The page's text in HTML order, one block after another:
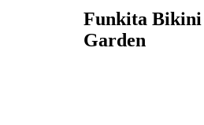
Funkita Bikini
Garden